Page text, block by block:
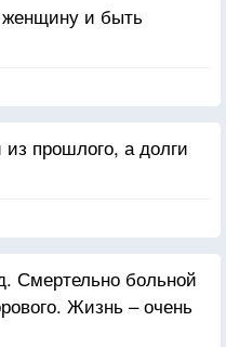
и быть
прошлого, а долги
Смертельно больной
Жизнь – очень